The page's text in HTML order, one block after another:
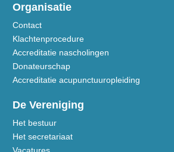
Organisatie
Contact
Klachtenprocedure
Accreditatie nascholingen
Donateurschap
Accreditatie acupunctuuropleiding
De Vereniging
Het bestuur
Het secretariaat